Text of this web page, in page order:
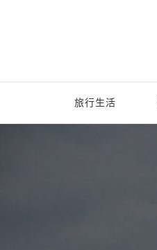
旅行生活